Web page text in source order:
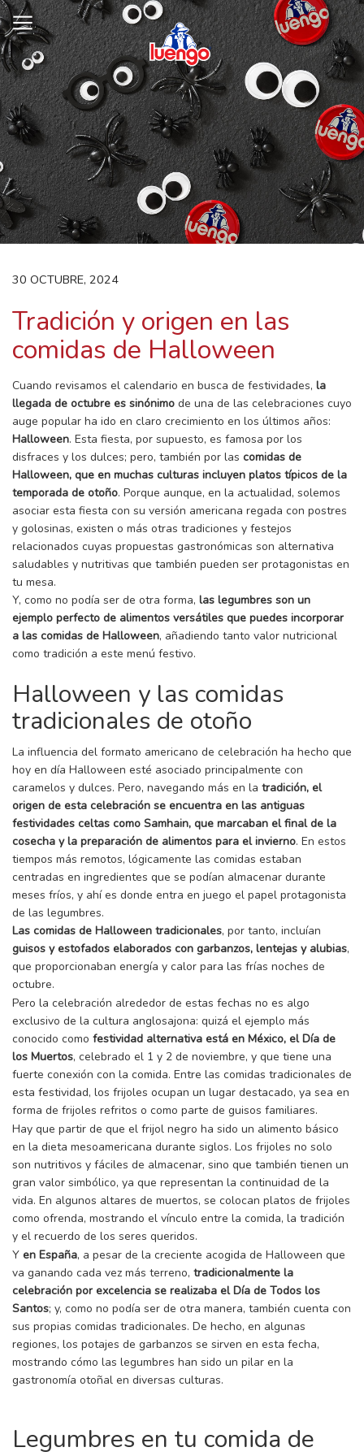
Skip
to
content
30 OCTUBRE, 2024
Tradición y origen en las
comidas de Halloween
Cuando revisamos el calendario en busca de festividades, la
llegada de octubre es sinónimo de una de las celebraciones cuyo
auge popular ha ido en claro crecimiento en los últimos años:
Halloween. Esta fiesta, por supuesto, es famosa por los
disfraces y los dulces; pero, también por las comidas de
Halloween, que en muchas culturas incluyen platos típicos de la
temporada de otoño. Porque aunque, en la actualidad, solemos
asociar esta fiesta con su versión americana regada con postres
y golosinas, existen o más otras tradiciones y festejos
relacionados cuyas propuestas gastronómicas son alternativa
saludables y nutritivas que también pueden ser protagonistas en
tu mesa.
Y, como no podía ser de otra forma, las legumbres son un
ejemplo perfecto de alimentos versátiles que puedes incorporar
a las comidas de Halloween, añadiendo tanto valor nutricional
como tradición a este menú festivo.
Halloween y las comidas
tradicionales de otoño
La influencia del formato americano de celebración ha hecho que
hoy en día Halloween esté asociado principalmente con
caramelos y dulces. Pero, navegando más en la tradición, el
origen de esta celebración se encuentra en las antiguas
festividades celtas como Samhain, que marcaban el final de la
cosecha y la preparación de alimentos para el invierno. En estos
tiempos más remotos, lógicamente las comidas estaban
centradas en ingredientes que se podían almacenar durante
meses fríos, y ahí es donde entra en juego el papel protagonista
de las legumbres.
Las comidas de Halloween tradicionales, por tanto, incluían
guisos y estofados elaborados con garbanzos, lentejas y alubias,
que proporcionaban energía y calor para las frías noches de
octubre.
Pero la celebración alrededor de estas fechas no es algo
exclusivo de la cultura anglosajona: quizá el ejemplo más
conocido como festividad alternativa está en México, el Día de
los Muertos, celebrado el 1 y 2 de noviembre, y que tiene una
fuerte conexión con la comida. Entre las comidas tradicionales de
esta festividad, los frijoles ocupan un lugar destacado, ya sea en
forma de frijoles refritos o como parte de guisos familiares.
Hay que partir de que el frijol negro ha sido un alimento básico
en la dieta mesoamericana durante siglos. Los frijoles no solo
son nutritivos y fáciles de almacenar, sino que también tienen un
gran valor simbólico, ya que representan la continuidad de la
vida. En algunos altares de muertos, se colocan platos de frijoles
como ofrenda, mostrando el vínculo entre la comida, la tradición
y el recuerdo de los seres queridos.
Y en España, a pesar de la creciente acogida de Halloween que
va ganando cada vez más terreno, tradicionalmente la
celebración por excelencia se realizaba el Día de Todos los
Santos; y, como no podía ser de otra manera, también cuenta con
sus propias comidas tradicionales. De hecho, en algunas
regiones, los potajes de garbanzos se sirven en esta fecha,
mostrando cómo las legumbres han sido un pilar en la
gastronomía otoñal en diversas culturas.
Legumbres en tu comida de